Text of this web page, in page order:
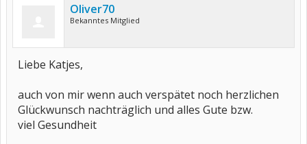
Oliver70
Bekanntes Mitglied
Liebe Katjes,
auch von mir wenn auch verspätet noch herzlichen
Glückwunsch nachträglich und alles Gute bzw.
viel Gesundheit